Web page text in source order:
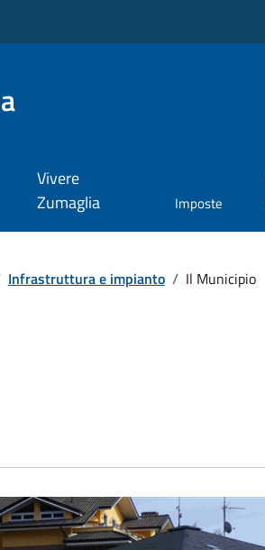
Vivere
Zumaglia
Imposte
Infrastruttura e impianto / Il Municipio